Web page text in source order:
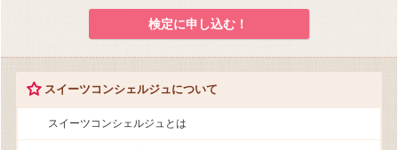
検定に申し込む！
スイーツコンシェルジュについて
スイーツコンシェルジュとは